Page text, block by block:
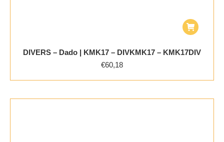
DIVERS – Dado | KMK17 – DIVKMK17 – KMK17DIV
€60,18